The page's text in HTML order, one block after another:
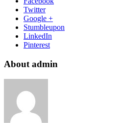
Twitter
Google +
Stumbleupon
LinkedIn
Pinterest
About admin